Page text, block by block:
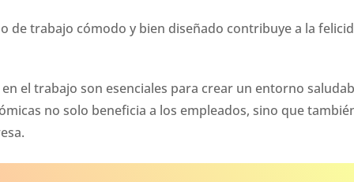
de trabajo cómodo y bien diseñado contribuye a la
el trabajo son esenciales para crear un entorno
no solo beneficia a los empleados, sino que